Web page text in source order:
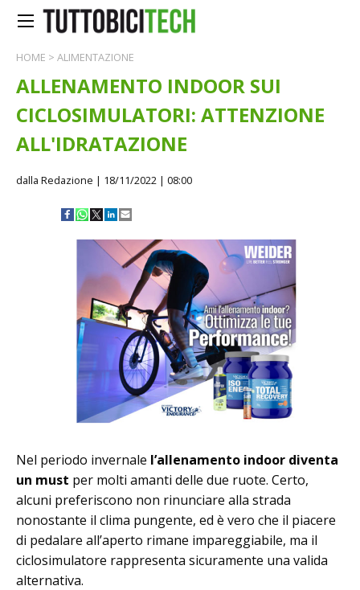
HOME > ALIMENTAZIONE
ALLENAMENTO INDOOR SUI
CICLOSIMULATORI: ATTENZIONE
ALL'IDRATAZIONE
dalla Redazione | 18/11/2022 | 08:00
Nel periodo invernale l’allenamento indoor diventa
un must per molti amanti delle due ruote. Certo,
alcuni preferiscono non rinunciare alla strada
nonostante il clima pungente, ed è vero che il piacere
di pedalare all’aperto rimane impareggiabile, ma il
ciclosimulatore rappresenta sicuramente una valida
alternativa.